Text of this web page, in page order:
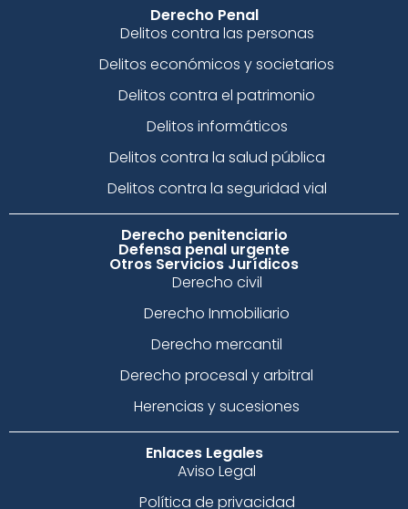
Derecho Penal
Delitos contra las personas
Delitos económicos y societarios
Delitos contra el patrimonio
Delitos informáticos
Delitos contra la salud pública
Delitos contra la seguridad vial
Derecho penitenciario
Defensa penal urgente
Otros Servicios Jurídicos
Derecho civil
Derecho Inmobiliario
Derecho mercantil
Derecho procesal y arbitral
Herencias y sucesiones
Enlaces Legales
Aviso Legal
Política de privacidad